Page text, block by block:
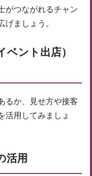
がつながれるチャン
げましょう。
ント出店）
るか、見せ方や接客
活用してみましょ
活用